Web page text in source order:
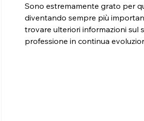
Sono estremamente grato per
diventando sempre più
trovare ulteriori informazioni sul
professione in continua